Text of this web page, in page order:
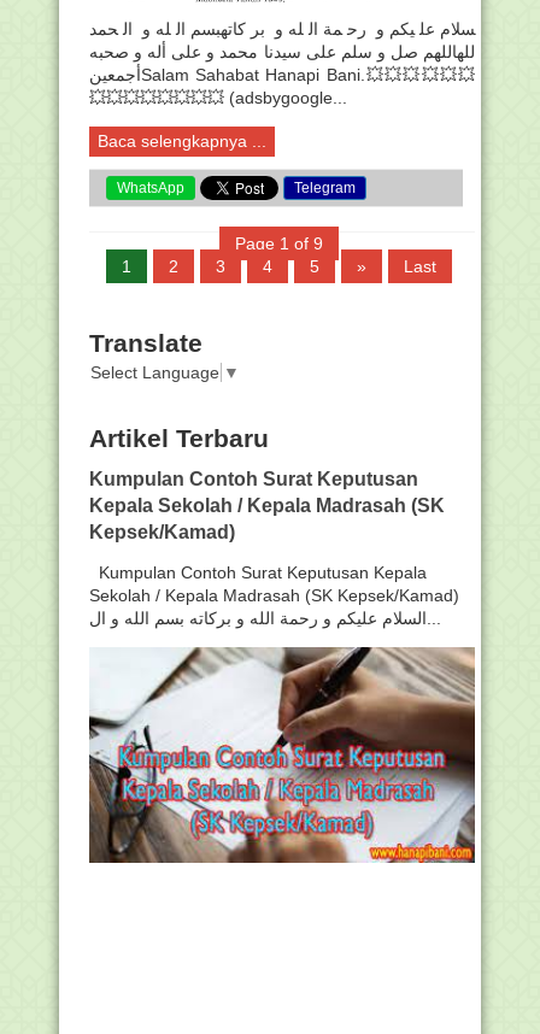
سلام عليكم و رحمة الله و بركاتهبسم الله و الحمد
للهاللهم صل و سلم على سيدنا محمد و على أله و صحبه
أجمعينSalam Sahabat Hanapi Bani.💥💥💥💥💥💥
💥💥💥💥💥💥💥💥 (adsbygoogle...
Baca selengkapnya ...
WhatsApp Telegram
Page 1 of 9
1
2 3 4 5 » Last
Translate
Select Language ▼
Artikel Terbaru
Kumpulan Contoh Surat Keputusan
Kepala Sekolah / Kepala Madrasah (SK
Kepsek/Kamad)
Kumpulan Contoh Surat Keputusan Kepala
Sekolah / Kepala Madrasah (SK Kepsek/Kamad)